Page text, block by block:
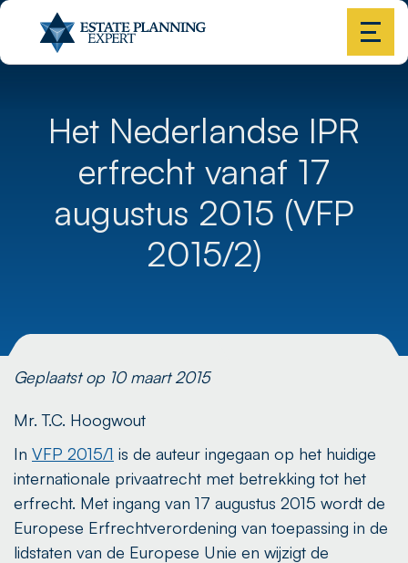
Het Nederlandse IPR
erfrecht vanaf 17
augustus 2015 (VFP
2015/2)
Geplaatst op 10 maart 2015
Mr. T.C. Hoogwout
In VFP 2015/1 is de auteur ingegaan op het huidige
internationale privaatrecht met betrekking tot het
erfrecht. Met ingang van 17 augustus 2015 wordt de
Europese Erfrechtverordening van toepassing in de
lidstaten van de Europese Unie en wijzigt de